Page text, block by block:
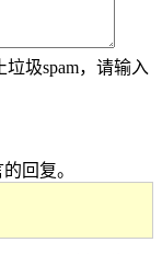
垃圾spam，请输入
回复。